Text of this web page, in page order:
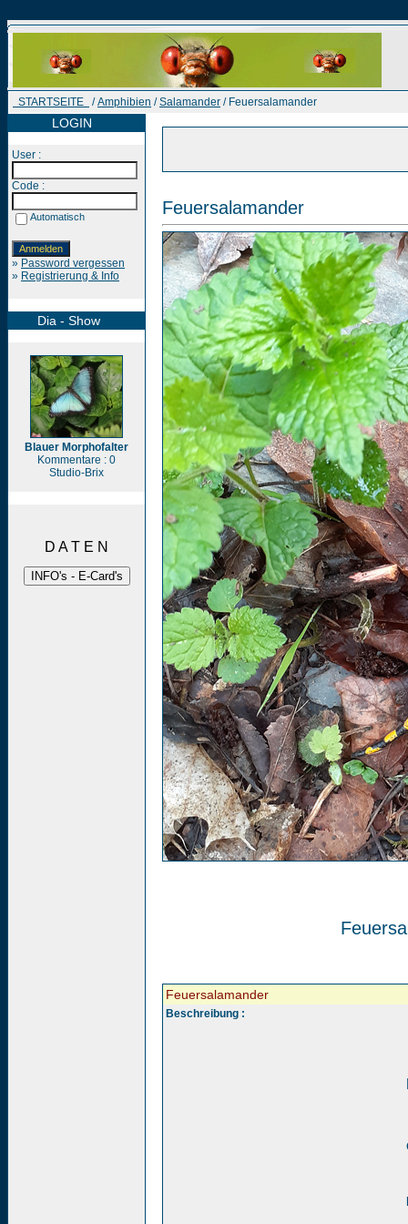
STARTSEITE /Amphibien /Salamander / Feuersalamander
LOGIN
User :
Code :
Automatisch
» Password vergessen
» Registrierung & Info
Dia - Show
Blauer Morphofalter
Kommentare : 0
Studio-Brix
D A T E N
Feuersalamander
Feuersalamander
Beschreibung :